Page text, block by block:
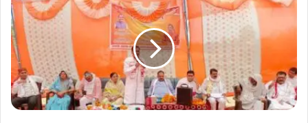
मंत्री
श्री
पटेल
ने
कहा
अगले
एक
साल